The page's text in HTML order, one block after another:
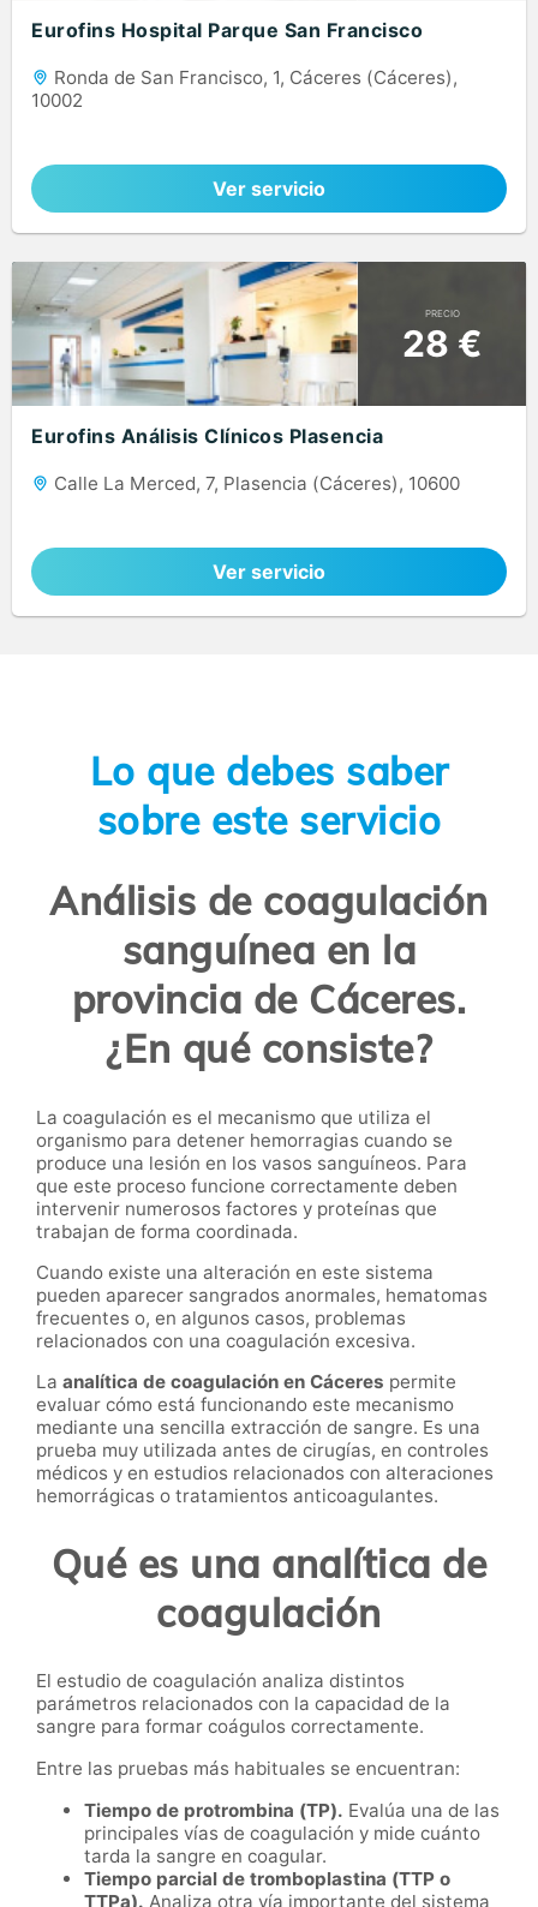
Eurofins Hospital Parque San Francisco
Ronda de San Francisco, 1, Cáceres (Cáceres),
10002
Ver servicio
PRECIO
28 €
Eurofins Análisis Clínicos Plasencia
Calle La Merced, 7, Plasencia (Cáceres), 10600
Ver servicio
Lo que debes saber
sobre este servicio
Análisis de coagulación
sanguínea en la
provincia de Cáceres.
¿En qué consiste?
La coagulación es el mecanismo que utiliza el
organismo para detener hemorragias cuando se
produce una lesión en los vasos sanguíneos. Para
que este proceso funcione correctamente deben
intervenir numerosos factores y proteínas que
trabajan de forma coordinada.
Cuando existe una alteración en este sistema
pueden aparecer sangrados anormales, hematomas
frecuentes o, en algunos casos, problemas
relacionados con una coagulación excesiva.
La analítica de coagulación en Cáceres permite
evaluar cómo está funcionando este mecanismo
mediante una sencilla extracción de sangre. Es una
prueba muy utilizada antes de cirugías, en controles
médicos y en estudios relacionados con alteraciones
hemorrágicas o tratamientos anticoagulantes.
Qué es una analítica de
coagulación
El estudio de coagulación analiza distintos
parámetros relacionados con la capacidad de la
sangre para formar coágulos correctamente.
Entre las pruebas más habituales se encuentran:
Tiempo de protrombina (TP). Evalúa una de las
principales vías de coagulación y mide cuánto
tarda la sangre en coagular.
Tiempo parcial de tromboplastina (TTP o
TTPa). Analiza otra vía importante del sistema